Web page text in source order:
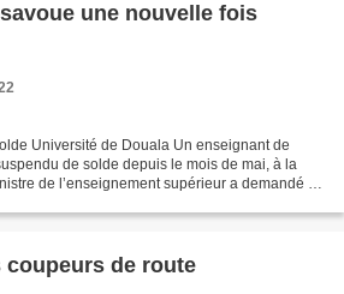
une nouvelle fois
Université de Douala Un enseignant de
de solde depuis le mois de mai, à la
de l’enseignement supérieur a demandé le
coupeurs de route